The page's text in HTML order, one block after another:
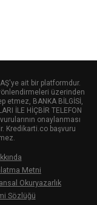
ait bir platformdur.
üzerinden
etmez, BANKA BİLGİSİ,
İLE HİÇBİR TELEFON
onaylanması
Kredikarti.co başvuru
Metni
Okuryazarlık
Sözlüğü